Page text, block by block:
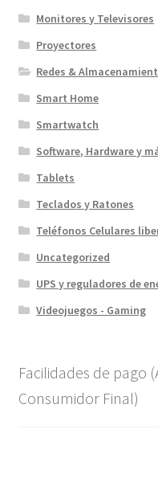
Monitores y Televisores
Proyectores
Redes &
Smart Home
Smartwatch
Software, Hardware y
Tablets
Teclados y Ratones
Teléfonos Celulares
Uncategorized
UPS y reguladores de
Videojuegos - Gaming
Facilidades de pago
Consumidor Final)